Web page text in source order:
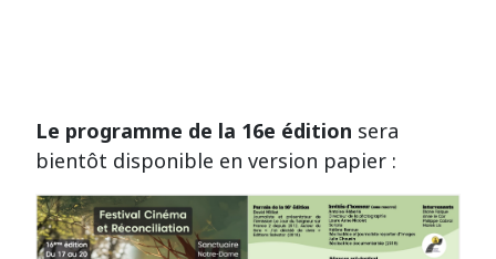
Le programme de la 16e édition sera
bientôt disponible en version papier :